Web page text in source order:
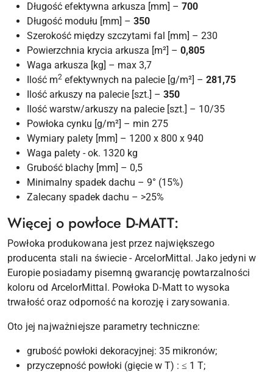
Długość efektywna arkusza [mm] – 700
Długość modułu [mm] – 350
Szerokość między szczytami fal [mm] – 230
Powierzchnia krycia arkusza [m²] – 0,805
Waga arkusza [kg] – max 3,7
Ilość m2 efektywnych na palecie [g/m²] – 281,75
Ilość arkuszy na palecie [szt.] – 350
Ilość warstw/arkuszy na palecie [szt.] – 10/35
Powłoka cynku [g/m²] – min 275
Wymiary palety [mm] – 1200 x 800 x 940
Waga palety - ok. 1320 kg
Grubość blachy [mm] – 0,5
Minimalny spadek dachu – 9° (15%)
Zalecany spadek dachu – >25%
Więcej o powłoce D-MATT:
Powłoka produkowana jest przez największego
producenta stali na świecie - ArcelorMittal. Jako jedyni w
Europie posiadamy pisemną gwarancję powtarzalności
koloru od ArcelorMittal. Powłoka D-Matt to wysoka
trwałość oraz odporność na korozję i zarysowania.
Oto jej najważniejsze parametry techniczne:
grubość powłoki dekoracyjnej: 35 mikronów;
przyczepność powłoki (gięcie w T) : ≤ 1 T;